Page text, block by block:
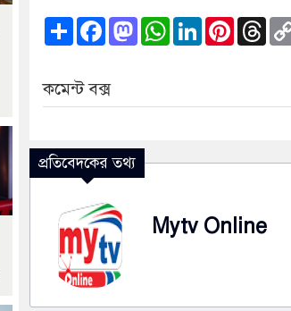
ShareFacebook
Mastodon
WhatsApp
LinkedIn
কমেন্ট বক্স
প্রতিবেদকের তথ্য
Mytv Online